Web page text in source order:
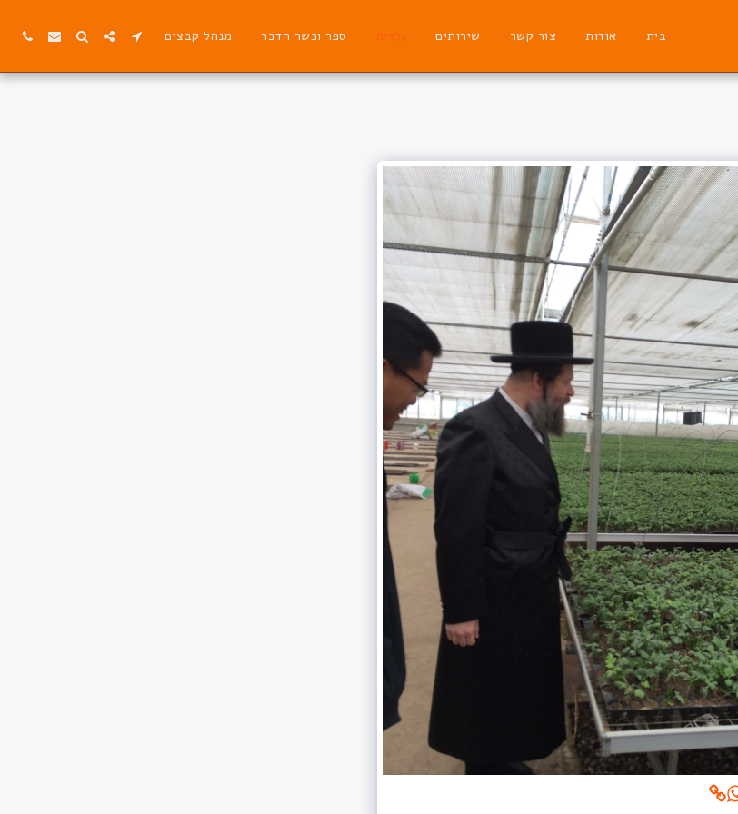
בית אודות צור קשר שירותים גלריה ספר וכשר הדבר מנהל קבצים